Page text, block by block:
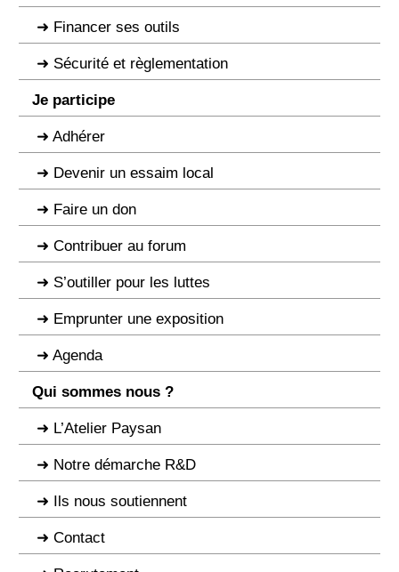
Financer ses outils
Sécurité et règlementation
Je participe
Adhérer
Devenir un essaim local
Faire un don
Contribuer au forum
S’outiller pour les luttes
Emprunter une exposition
Agenda
Qui sommes nous ?
L’Atelier Paysan
Notre démarche R&D
Ils nous soutiennent
Contact